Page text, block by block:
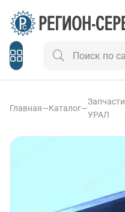
Главная—Каталог—
Запчасти
УРАЛ